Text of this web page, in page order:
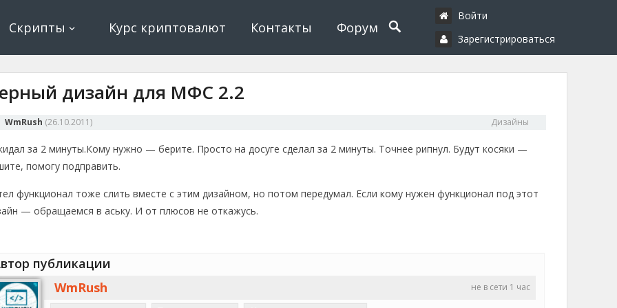
криптовалюта
Скрипты Курс криптовалют Контакты Форум
Войти
Зарегистрироваться
дизайн для МФС 2.2
WmRush (26.10.2011) Дизайны
за 2 минуты.Кому нужно — берите. Просто на досуге сделал за 2 минуты. Точнее рипнул. Будут косяки —
помогу подправить.
функционал тоже слить вместе с этим дизайном, но потом передумал. Если кому нужен функционал под этот
— обращаемся в аську. И от плюсов не откажусь.
публикации
не в сети 1 час
WmRush